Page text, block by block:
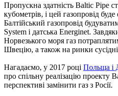
Пропускна здатність Baltic Pipe
кубометрів, і цей газопровід
Балтійський газопровід
System і датська Energinet.
Норвезького моря газ
Швецію, а також на ринки
Нагадаємо, у 2017 році Польща і
про спільну реалізацію проекту
перспективі замінити газ з Росії.